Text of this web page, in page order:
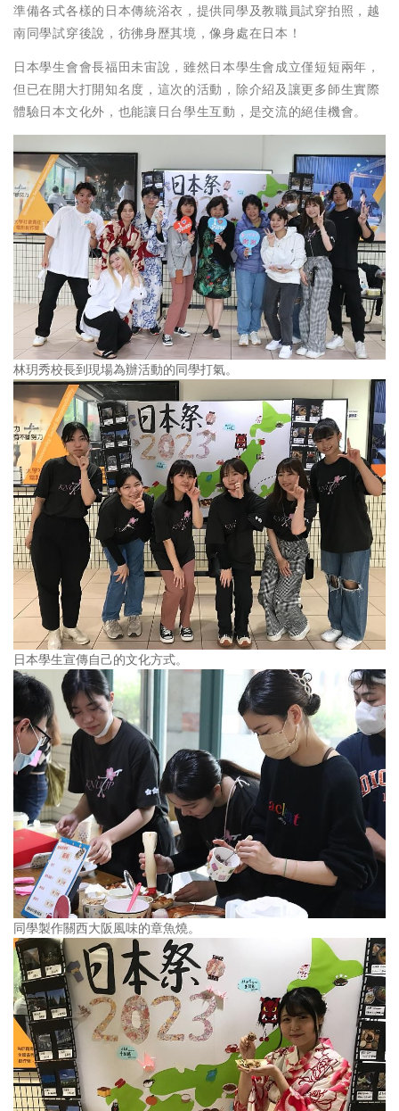
準備各式各樣的日本傳統浴衣，提供同學及教職員試穿拍照，越
南同學試穿後說，彷彿身歷其境，像身處在日本！
日本學生會會長福田未宙說，雖然日本學生會成立僅短短兩年，
但已在開大打開知名度，這次的活動，除介紹及讓更多師生實際
體驗日本文化外，也能讓日台學生互動，是交流的絕佳機會。
林玥秀校長到現場為辦活動的同學打氣。
日本學生宣傳自己的文化方式。
同學製作關西大阪風味的章魚燒。